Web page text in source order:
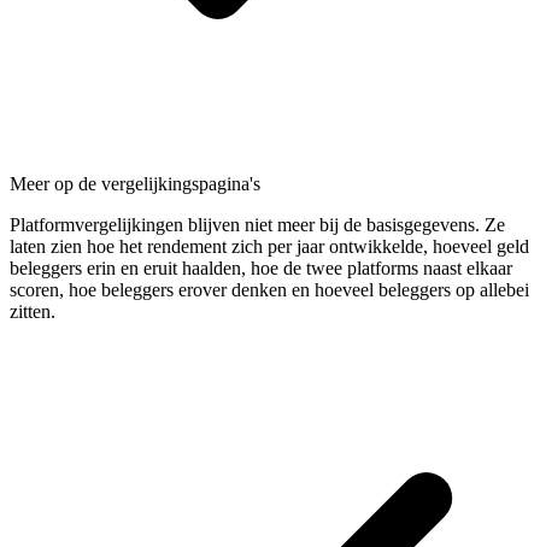
Meer op de vergelijkingspagina's
Platformvergelijkingen blijven niet meer bij de basisgegevens. Ze
laten zien hoe het rendement zich per jaar ontwikkelde, hoeveel geld
beleggers erin en eruit haalden, hoe de twee platforms naast elkaar
scoren, hoe beleggers erover denken en hoeveel beleggers op allebei
zitten.